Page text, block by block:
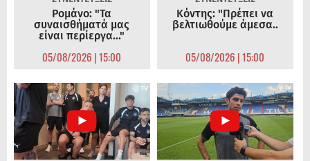
Ρομάνο: "Τα
συναισθήματά μας
είναι περίεργα..."
05/08/2026 | 15:00
Κόντης: "Πρέπει να
βελτιωθούμε άμεσα..
05/08/2026 | 15:00